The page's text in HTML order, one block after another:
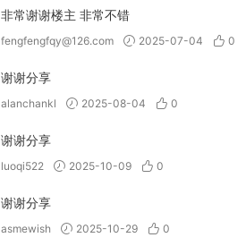
非常谢谢楼主 非常不错
fengfengfqy@126.com 2025-07-04 0
谢谢分享
alanchankl 2025-08-04 0
谢谢分享
luoqi522 2025-10-09 0
谢谢分享
asmewish 2025-10-29 0